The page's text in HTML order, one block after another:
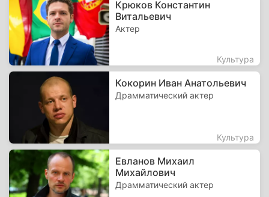
Крюков Константин
Витальевич
Актер
Культура
Кокорин Иван Анатольевич
Драмматический актер
Культура
Евланов Михаил
Михайлович
Драмматический актер